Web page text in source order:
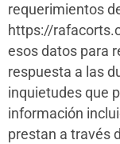
requerimientos
https://
esos datos para
respuesta a las
inquietudes que
información
prestan a través